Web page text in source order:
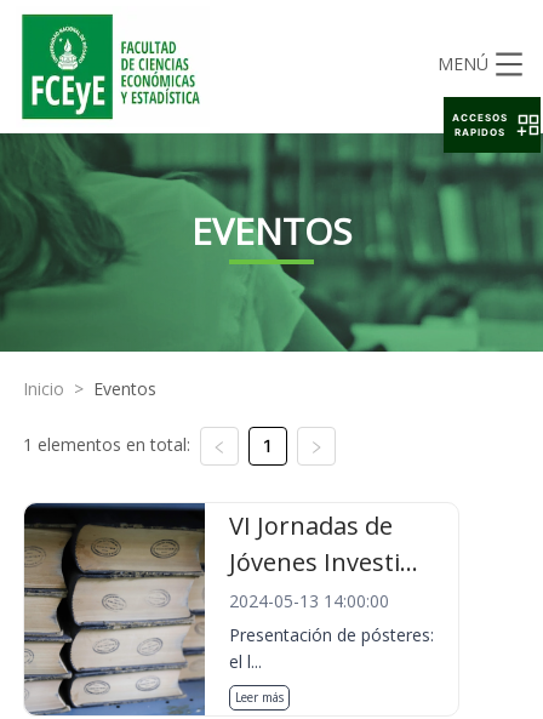
MENÚ
EVENTOS
Inicio > Eventos
1 elementos en total: 1
VI Jornadas de
Jóvenes Investi...
2024-05-13 14:00:00
Presentación de pósteres:
el l...
Leer más
ACCESOS
RAPIDOS